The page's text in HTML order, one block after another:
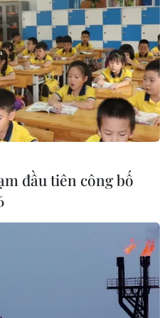
khẩu giữa các tỉnh
đầu tiên công bố